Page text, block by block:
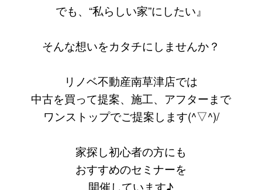
でも、“私らしい家”にしたい』
そんな想いをカタチにしませんか？
リノベ不動産南草津店では
中古を買って提案、施工、アフターまで
ワンストップでご提案します(^▽^)/
家探し初心者の方にも
おすすめのセミナーを
開催しています♪